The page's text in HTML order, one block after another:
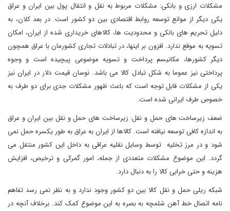
مشکلات ارزی و بانکی: مشکلات مربوط به نقل و انتقال پول بین ایران و عراق
یکی دیگر از موانع توسعه روابط اقتصادی بین دو کشور است. در بعد کلان، به
دلیل تحریم های بانکی و محدودیت ها، کالاهای خریداری شده از ایران، امکان
تسویه به موقع ندارد. افزون بر اینها، در تبادلات تجاری کشورمان با عراق همچون
دیگر کشورها، مکانیسم پرداخت و تسویه موضوعی پیچیده است و وجوه
پرداختی نیز عموما به شکل تبادل کالا می باشد. نوسان قیمت دلار در ایران نیز
یکی از مشکلات قابل توجه است که باعث ظهور مشکلات جدی برای دو طرف به
خصوص طرف ایرانی شده است.
ضعف زیرساخت های حمل و نقل: زیرساخت های حمل و نقل بین ایران و عراق
به اندازه کافی توسعه نیافته است. کالاها از ایران به عراق به طور یکسره حمل نمی
شود و در مرز تخلیه توسط وسایل نقلیه عراقی به داخل این کشور منتقل می
گردد. این موضوع مشکلات متعددی از جمله، امور گمرکی و ترخیص، افزایش
هزینه و حتی خرابی کالا را به دنبال دارد.
شبکه ریلی حمل و نقل کالا بین دو کشور وجود ندارد و به نظر نمی رسد تفاهم
نامه اتصال خط آهن شلمچه به بصره به این موضوع کمک کند. برخلاف آنچه در